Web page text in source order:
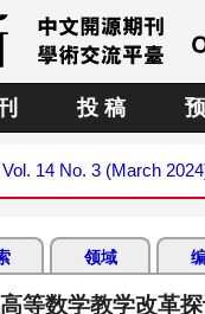
投 稿
Vol. 14 No. 3 (March
领域
等数学教学改革